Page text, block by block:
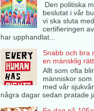
Den politiska
beslutat i vår
vi ska sluta
certifieringen
har upphandlat...
Snabb och bra
en mänsklig
Allt som ofta
människor
med vår
några dagar sedan pratade